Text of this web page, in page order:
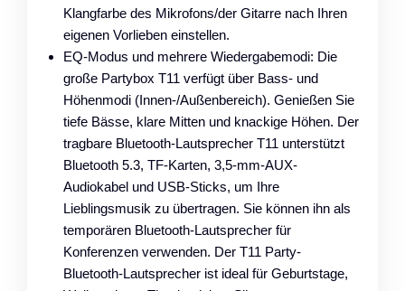
Klangfarbe des Mikrofons/der Gitarre nach Ihren
eigenen Vorlieben einstellen.
EQ-Modus und mehrere Wiedergabemodi: Die
große Partybox T11 verfügt über Bass- und
Höhenmodi (Innen-/Außenbereich). Genießen Sie
tiefe Bässe, klare Mitten und knackige Höhen. Der
tragbare Bluetooth-Lautsprecher T11 unterstützt
Bluetooth 5.3, TF-Karten, 3,5-mm-AUX-
Audiokabel und USB-Sticks, um Ihre
Lieblingsmusik zu übertragen. Sie können ihn als
temporären Bluetooth-Lautsprecher für
Konferenzen verwenden. Der T11 Party-
Bluetooth-Lautsprecher ist ideal für Geburtstage,